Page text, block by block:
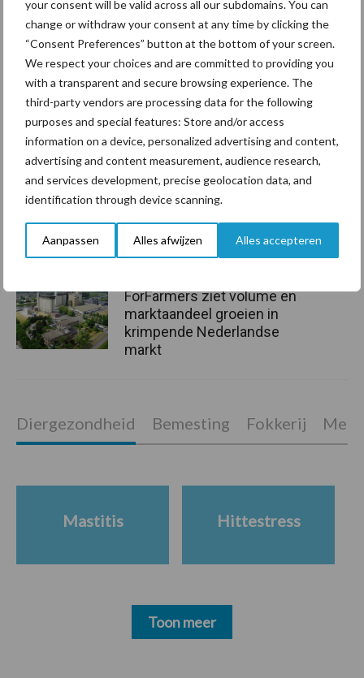
your consent will be valid across all our subdomains. You can
change or withdraw your consent at any time by clicking the
“Consent Preferences” button at the bottom of your screen.
We respect your choices and are committed to providing you
with a transparent and secure browsing experience. The
third-party vendors are processing data for the following
purposes and special features: Store and/or access
information on a device, personalized advertising and content,
advertising and content measurement, audience research,
and services development, precise geolocation data, and
identification through device scanning.
Aanpassen Alles afwijzen Alles accepteren
Aanbevolen voor jou!
Grondstoffenmarkt blijft
grillig: droogte en
geopolitiek houden handel
in de greep
De speenhuid: een vaak
onderschatte risicofactor
voor mastitis
ForFarmers ziet volume en
marktaandeel groeien in
krimpende Nederlandse
markt
Diergezondheid Bemesting Fokkerij
Mastitis Hittestress
Toon meer